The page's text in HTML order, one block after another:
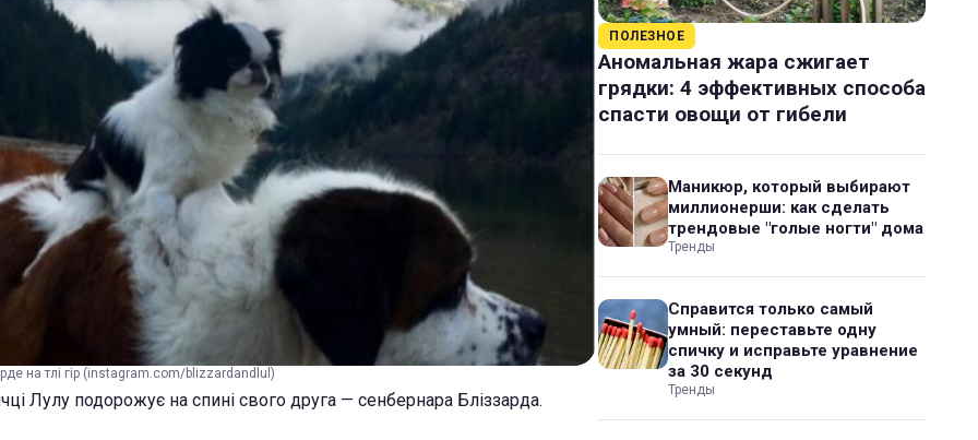
на тлі гір (instagram.com/blizzardandlul)
Лулу подорожує на спині свого друга — сенбернара Бліззарда.
ПОЛЕЗНОЕ
Аномальная жара сжигает
грядки: 4 эффективных способа
спасти овощи от гибели
Маникюр, который выбирают
миллионерши: как сделать
трендовые "голые ногти" дома
Тренды
Справится только самый
умный: переставьте одну
спичку и исправьте уравнение
за 30 секунд
Тренды